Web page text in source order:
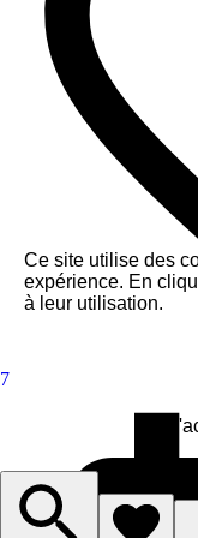
7
Ce site utilise des
expérience. En
à leur utilisation.